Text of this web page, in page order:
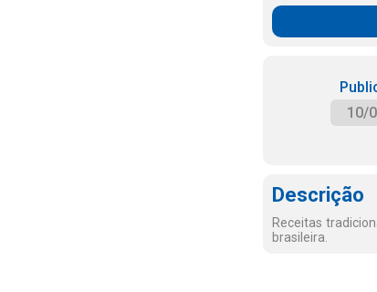
10/
Descrição
Receitas
brasileira.